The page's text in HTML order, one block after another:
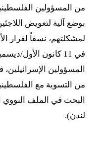
من المسؤولين
بوضع آلية لتعويض
المسؤولين
من التسوية مع
البحث في الملف النووي
لندن).